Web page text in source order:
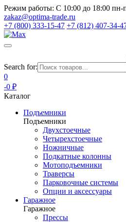
Режим работы: С 10:00 до 18:00 пн-
zakaz@optima-trade.ru
+7 (800) 333-15-47 +7 (812) 407-34-
Search for:
0
-0 ₽
Каталог
Подъемники
Подъемники
Двухстоечные
Четырехстоечные
Ножничные
Подкатные колонны
Мотоподъемники
Траверсы
Парковочные системы
Опции и аксессуары
Гаражное
Гаражное
Прессы